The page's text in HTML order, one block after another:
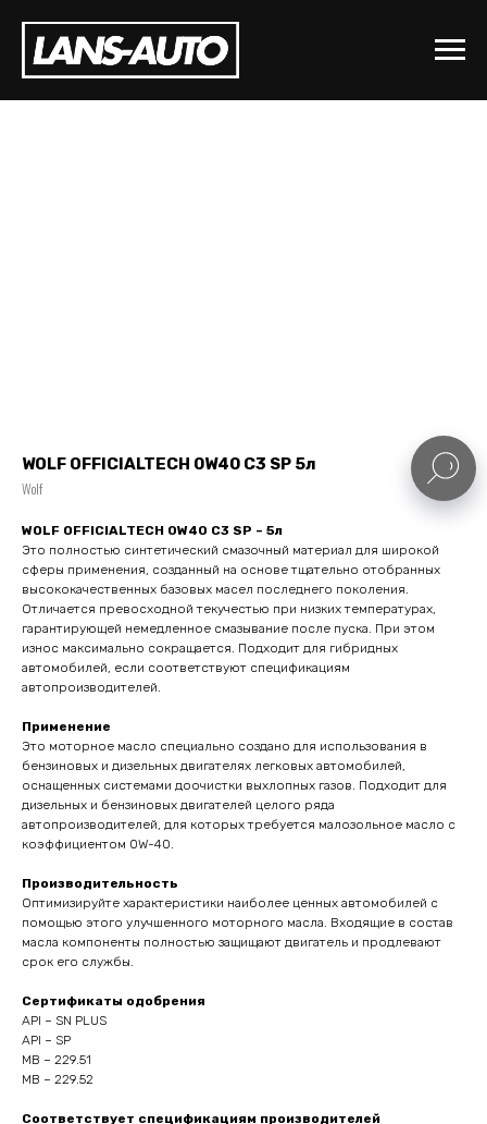
WOLF OFFICIALTECH 0W40 C3 SP 5л
Wolf
WOLF OFFICIALTECH 0W40 C3 SP – 5л
Это полностью синтетический смазочный материал для широкой
сферы применения, созданный на основе тщательно отобранных
высококачественных базовых масел последнего поколения.
Отличается превосходной текучестью при низких температурах,
гарантирующей немедленное смазывание после пуска. При этом
износ максимально сокращается. Подходит для гибридных
автомобилей, если соответствуют спецификациям
автопроизводителей.
Применение
Это моторное масло специально создано для использования в
бензиновых и дизельных двигателях легковых автомобилей,
оснащенных системами доочистки выхлопных газов. Подходит для
дизельных и бензиновых двигателей целого ряда
автопроизводителей, для которых требуется малозольное масло с
коэффициентом 0W-40.
Производительность
Оптимизируйте характеристики наиболее ценных автомобилей с
помощью этого улучшенного моторного масла. Входящие в состав
масла компоненты полностью защищают двигатель и продлевают
срок его службы.
Сертификаты одобрения
API – SN PLUS
API – SP
MB – 229.51
MB – 229.52
Соответствует спецификациям производителей